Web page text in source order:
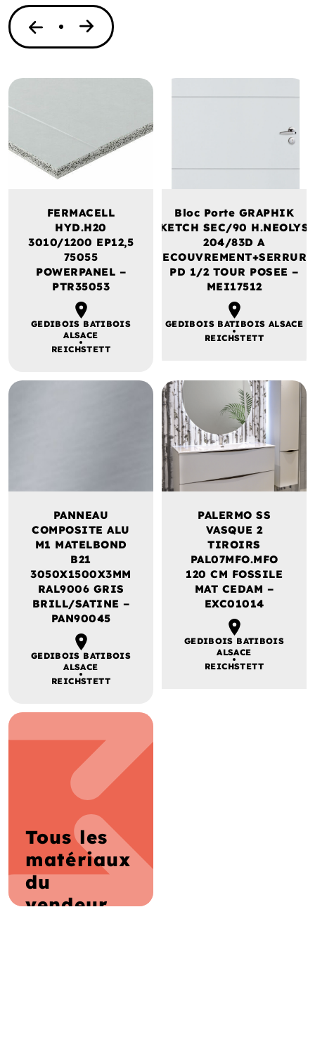
FERMACELL
HYD.H20
3010/1200 EP12,5
75055
POWERPANEL –
PTR35053
GEDIBOIS BATIBOIS
ALSACE
REICHSTETT
Bloc Porte GRAPHIK
KETCH SEC/90 H.NEOLYS
204/83D A
RECOUVREMENT+SERRURE
PD 1/2 TOUR POSEE –
MEI17512
GEDIBOIS BATIBOIS ALSACE
REICHSTETT
PANNEAU
COMPOSITE ALU
M1 MATELBOND
B21
3050X1500X3MM
RAL9006 GRIS
BRILL/SATINE –
PAN90045
GEDIBOIS BATIBOIS
ALSACE
REICHSTETT
PALERMO SS
VASQUE 2
TIROIRS
PAL07MFO.MFO
120 CM FOSSILE
MAT CEDAM –
EXC01014
GEDIBOIS BATIBOIS
ALSACE
REICHSTETT
Tous les
matériaux
du
vendeur